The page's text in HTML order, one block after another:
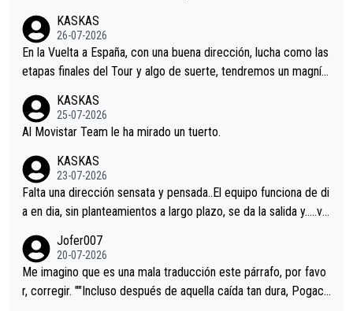
KASKAS
26-07-2026
En la Vuelta a España, con una buena dirección, lucha como las
etapas finales del Tour y algo de suerte, tendremos un magnífi
KASKAS
25-07-2026
Al Movistar Team le ha mirado un tuerto.
KASKAS
23-07-2026
Falta una dirección sensata y pensada..El equipo funciona de di
a en dia, sin planteamientos a largo plazo, se da la salida y…..ve
Minguez, Velez etc etc.Me da pena vivir estos momentos tan
tristes sin victorias.
Jofer007
20-07-2026
Me imagino que es una mala traducción este párrafo, por favo
r, corregir. ""Incluso después de aquella caída tan dura, Pogaca